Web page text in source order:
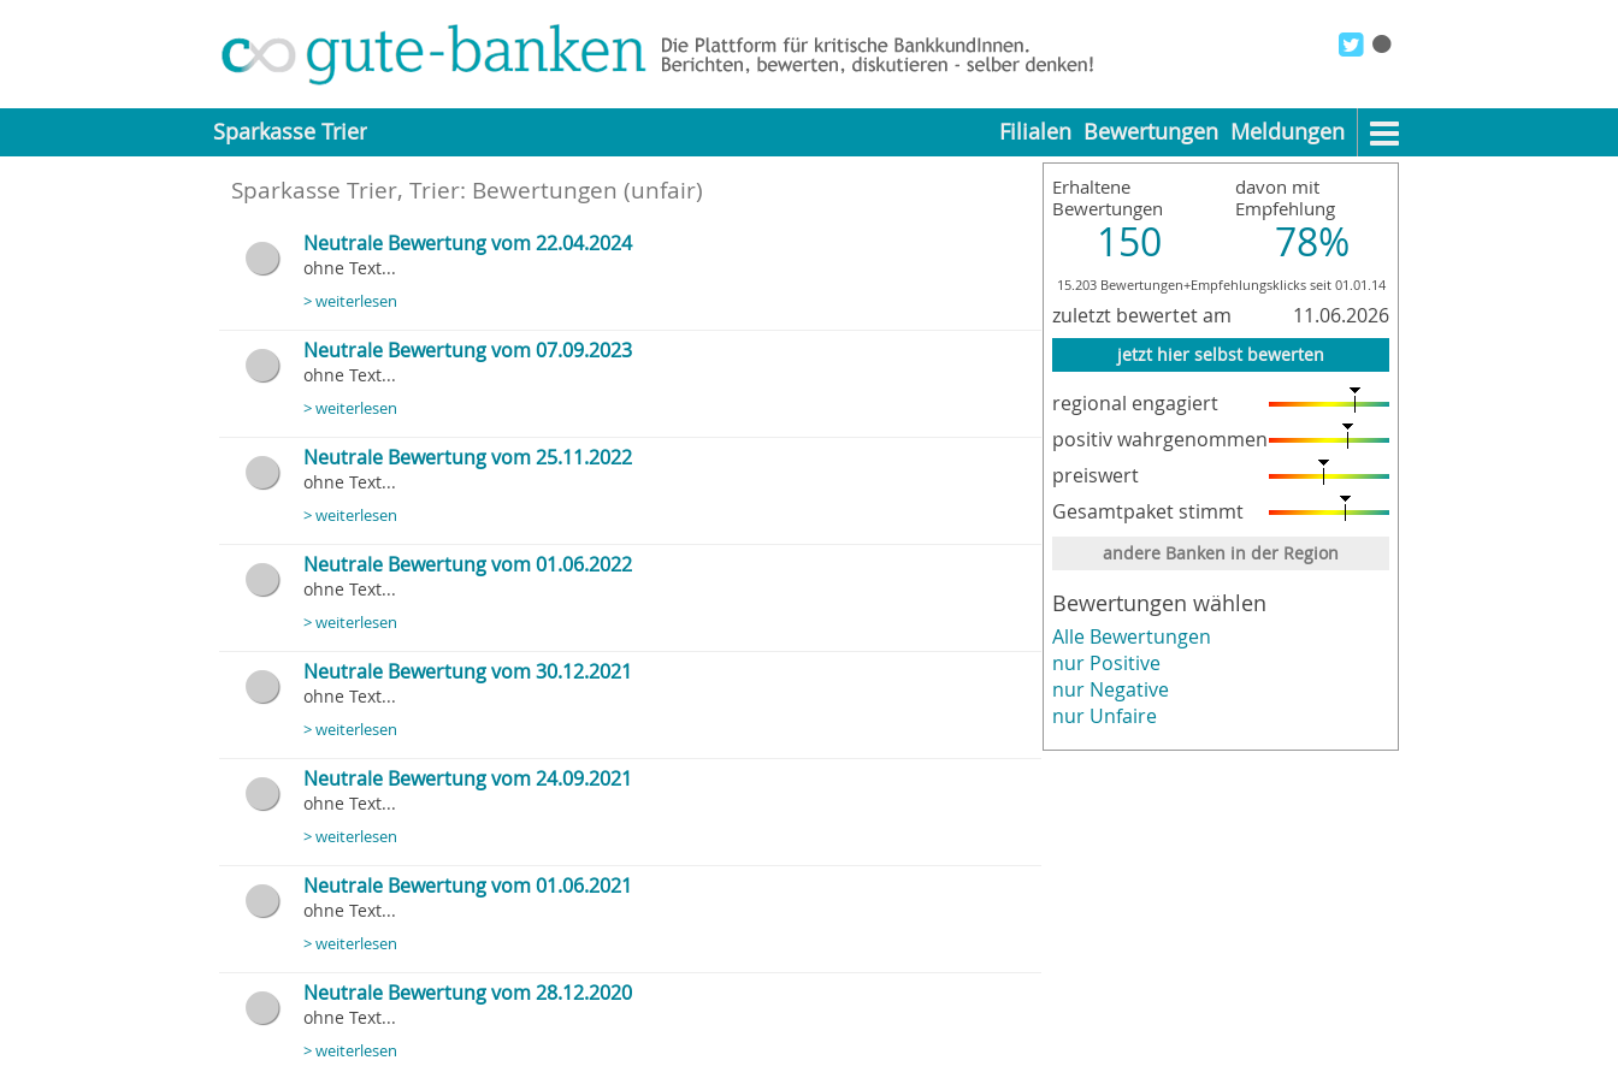
Sparkasse Trier Filialen Bewertungen Meldungen
Erhaltene
Bewertungen
150
davon mit
Empfehlung
78%
15.203 Bewertungen+Empfehlungsklicks seit 01.01.14
zuletzt bewertet am 11.06.2026
jetzt hier selbst bewerten
regional engagiert
positiv wahrgenommen
preiswert
Gesamtpaket stimmt
andere Banken in der Region
Bewertungen wählen
Alle Bewertungen
nur Positive
nur Negative
nur Unfaire
Sparkasse Trier, Trier: Bewertungen (unfair)
Neutrale Bewertung vom 22.04.2024
ohne Text...
> weiterlesen
Neutrale Bewertung vom 07.09.2023
ohne Text...
> weiterlesen
Neutrale Bewertung vom 25.11.2022
ohne Text...
> weiterlesen
Neutrale Bewertung vom 01.06.2022
ohne Text...
> weiterlesen
Neutrale Bewertung vom 30.12.2021
ohne Text...
> weiterlesen
Neutrale Bewertung vom 24.09.2021
ohne Text...
> weiterlesen
Neutrale Bewertung vom 01.06.2021
ohne Text...
> weiterlesen
Neutrale Bewertung vom 28.12.2020
ohne Text...
> weiterlesen